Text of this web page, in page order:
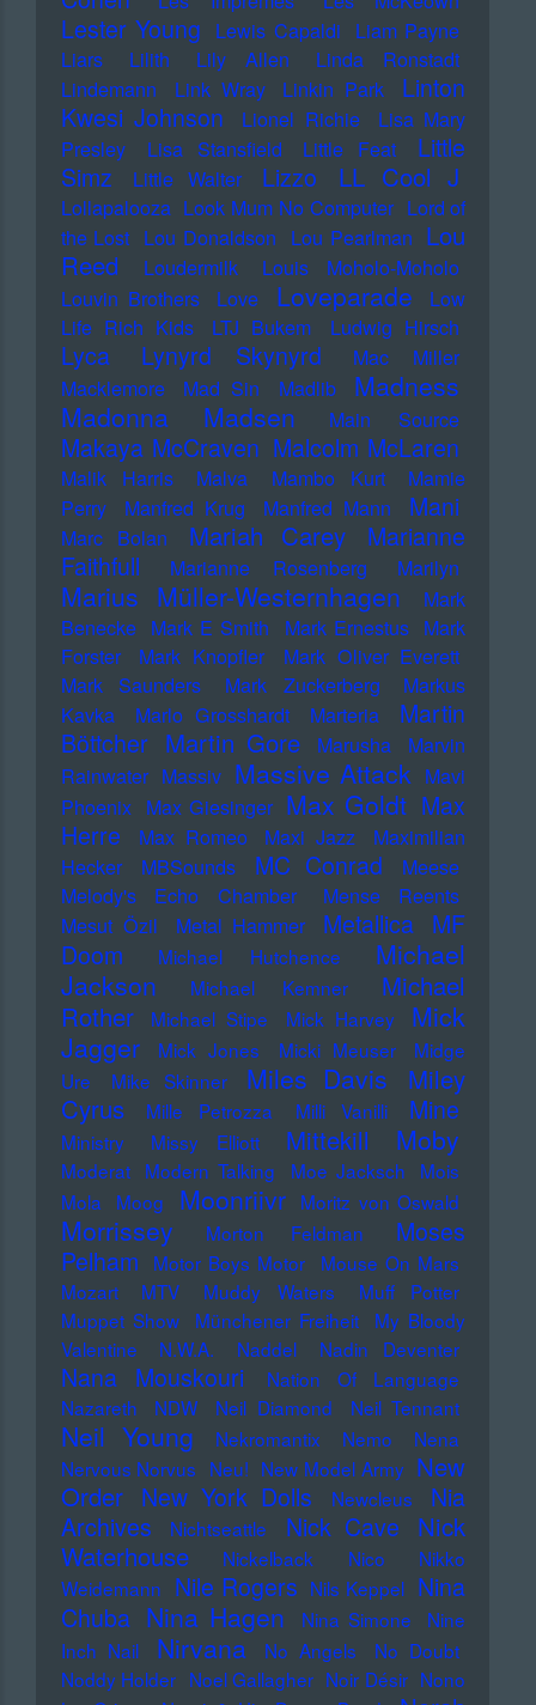
Lester Young Lewis Capaldi Liam Payne
Liars
Lilith Lily Allen
Linda Ronstadt
Lindemann
Link Wray Linkin Park
Linton
Kwesi Johnson
Lionel Richie
Lisa Mary
Presley
Lisa Stansfield Little Feat
Little
Simz
Little Walter Lizzo LL Cool J
Lollapalooza Look Mum No Computer Lord of
the Lost Lou Donaldson Lou Pearlman Lou
Reed
Loudermilk
Louis Moholo-Moholo
Louvin Brothers
Love Loveparade
Low
Life Rich Kids
LTJ Bukem Ludwig Hirsch
Lyca Lynyrd Skynyrd
Mac Miller
Macklemore
Mad Sin Madlib
Madness
Madonna
Madsen Main Source
Makaya McCraven Malcolm McLaren
Malik Harris Malva Mambo Kurt
Mamie
Perry
Manfred Krug Manfred Mann Mani
Marc Bolan Mariah Carey
Marianne
Faithfull
Marianne Rosenberg Marilyn
Marius Müller-Westernhagen
Mark
Benecke Mark E Smith Mark Ernestus Mark
Forster
Mark Knopfler
Mark Oliver Everett
Mark Saunders
Mark Zuckerberg
Markus
Kavka
Marlo Grosshardt Marteria
Martin
Böttcher Martin Gore Marusha
Marvin
Rainwater Massiv Massive Attack Mavi
Phoenix Max Giesinger Max Goldt Max
Herre
Max Romeo Maxi Jazz
Maximilian
Hecker
MBSounds MC Conrad
Meese
Melody's Echo Chamber
Mense Reents
Mesut Özil
Metal Hammer Metallica MF
Doom
Michael Hutchence
Michael
Jackson
Michael Kemner
Michael
Rother
Michael Stipe Mick Harvey
Mick
Jagger
Mick Jones Micki Meuser
Midge
Ure
Mike Skinner Miles Davis
Miley
Cyrus
Mille Petrozza Milli Vanilli Mine
Ministry Missy Elliott Mittekill Moby
Moderat Modern Talking Moe Jacksch
Mois
Mola
Moog Moonriivr Moritz von Oswald
Morrissey Morton Feldman
Moses
Pelham
Motor Boys Motor
Mouse On Mars
Mozart
MTV Muddy Waters
Muff Potter
Muppet Show
Münchener Freiheit
My Bloody
Valentine
N.W.A. Naddel Nadin Deventer
Nana Mouskouri
Nation Of Language
Nazareth
NDW Neil Diamond Neil Tennant
Neil Young Nekromantix Nemo
Nena
Nervous Norvus Neu! New Model Army New
Order New York Dolls Newcleus
Nia
Archives
Nichtseattle Nick Cave
Nick
Waterhouse
Nickelback Nico
Nikko
Weidemann Nile Rogers Nils Keppel Nina
Chuba Nina Hagen Nina Simone
Nine
Inch Nail
Nirvana No Angels
No Doubt
Noddy Holder Noel Gallagher Noir Désir Nono